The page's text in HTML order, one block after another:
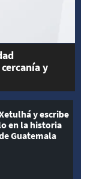
y
y escribe
en la historia
Guatemala